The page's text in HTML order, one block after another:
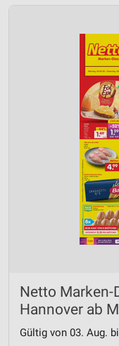
Netto
Hannover ab
Gültig von 03. Aug.